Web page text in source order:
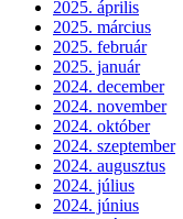
2025. április
2025. március
2025. február
2025. január
2024. december
2024. november
2024. október
2024. szeptember
2024. augusztus
2024. július
2024. június